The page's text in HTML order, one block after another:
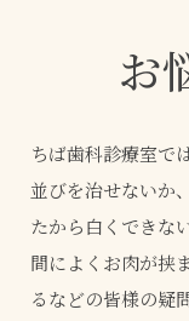
お
ちば歯科診療室で
並びを治せないか
たから白くできな
間によくお肉が挟
るなどの皆様の疑